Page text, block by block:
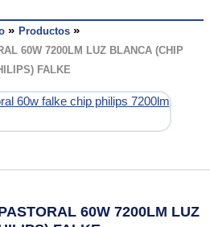
Productos
60W 7200LM LUZ BLANCA (CHIP
FALKE
60W 7200LM LUZ